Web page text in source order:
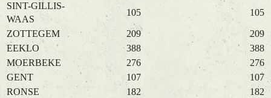
SINT-GILLIS-
WAAS
105 105
ZOTTEGEM 209
209
EEKLO
388
388
MOERBEKE
276
276
GENT
107
107
RONSE
182
182